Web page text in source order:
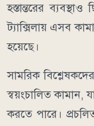
হস্তান্তরের
ট্যাক্সিলায় এসব
হয়েছে।
সামরিক
স্বয়ংচালিত কামান,
করতে পারে।